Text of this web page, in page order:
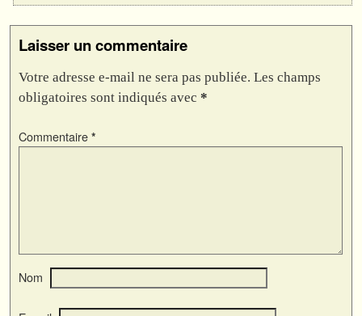
Laisser un commentaire
Votre adresse e-mail ne sera pas publiée. Les champs
obligatoires sont indiqués avec *
Commentaire *
Nom